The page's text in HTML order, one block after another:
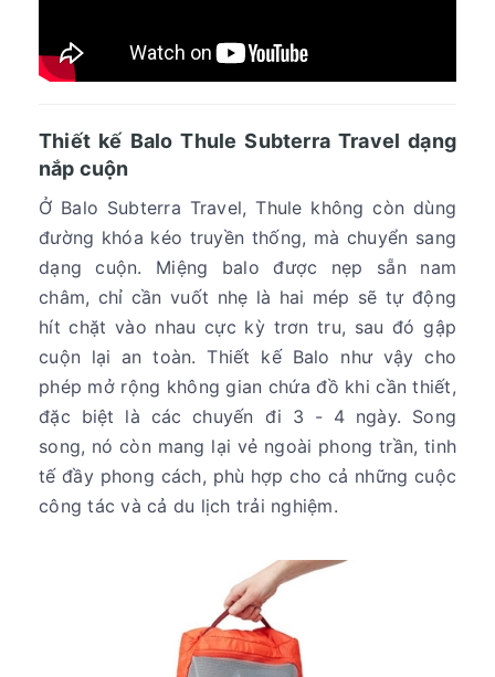
Thiết kế Balo Thule Subterra Travel dạng
nắp cuộn
Ở Balo Subterra Travel, Thule không còn dùng
đường khóa kéo truyền thống, mà chuyển sang
dạng cuộn. Miệng balo được nẹp sẵn nam
châm, chỉ cần vuốt nhẹ là hai mép sẽ tự động
hít chặt vào nhau cực kỳ trơn tru, sau đó gập
cuộn lại an toàn. Thiết kế Balo như vậy cho
phép mở rộng không gian chứa đồ khi cần thiết,
đặc biệt là các chuyến đi 3 - 4 ngày. Song
song, nó còn mang lại vẻ ngoài phong trần, tinh
tế đầy phong cách, phù hợp cho cả những cuộc
công tác và cả du lịch trải nghiệm.